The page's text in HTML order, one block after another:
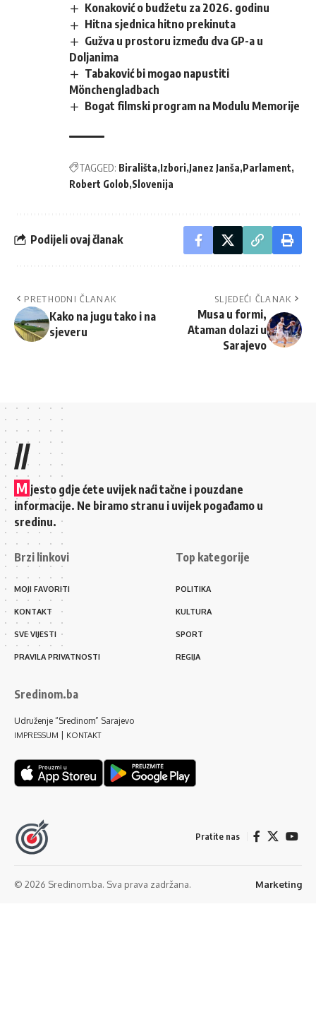
Konaković o budžetu za 2026. godinu
Hitna sjednica hitno prekinuta
Gužva u prostoru između dva GP-a u
Doljanima
Tabaković bi mogao napustiti
Mönchengladbach
Bogat filmski program na Modulu Memorije
TAGGED: Birališta Izbori Janez Janša Parlament
Robert Golob Slovenija
Podijeli ovaj članak
PRETHODNI ČLANAK
Kako na jugu tako i na
sjeveru
SLJEDEĆI ČLANAK
Musa u formi,
Ataman dolazi u
Sarajevo
//
M jesto gdje ćete uvijek naći tačne i pouzdane
informacije. Ne biramo stranu i uvijek pogađamo u
sredinu.
Brzi linkovi
MOJI FAVORITI
KONTAKT
SVE VIJESTI
PRAVILA PRIVATNOSTI
Top kategorije
POLITIKA
KULTURA
SPORT
REGIJA
Sredinom.ba
Udruženje “Sredinom” Sarajevo
IMPRESSUM KONTAKT
Pratite nas
© 2026 Sredinom.ba. Sva prava zadržana. Marketing